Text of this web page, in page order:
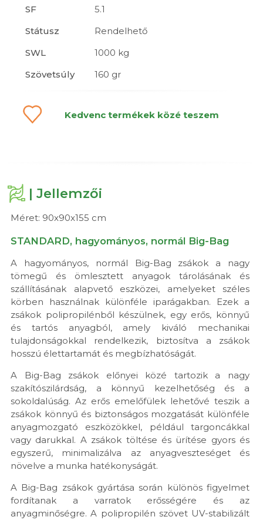
SF
5.1
Státusz
Rendelhető
SWL
1000 kg
Szövetsúly
160 gr
Kedvenc termékek közé teszem
| Jellemzői
Méret: 90x90x155 cm
STANDARD, hagyományos, normál Big-Bag
A hagyományos, normál Big-Bag zsákok a nagy
tömegű és ömlesztett anyagok tárolásának és
szállításának alapvető eszközei, amelyeket széles
körben használnak különféle iparágakban. Ezek a
zsákok polipropilénből készülnek, egy erős, könnyű
és tartós anyagból, amely kiváló mechanikai
tulajdonságokkal rendelkezik, biztosítva a zsákok
hosszú élettartamát és megbízhatóságát.
A Big-Bag zsákok előnyei közé tartozik a nagy
szakítószilárdság, a könnyű kezelhetőség és a
sokoldalúság. Az erős emelőfülek lehetővé teszik a
zsákok könnyű és biztonságos mozgatását különféle
anyagmozgató eszközökkel, például targoncákkal
vagy darukkal. A zsákok töltése és ürítése gyors és
egyszerű, minimalizálva az anyagveszteséget és
növelve a munka hatékonyságát.
A Big-Bag zsákok gyártása során különös figyelmet
fordítanak a varratok erősségére és az
anyagminőségre. A polipropilén szövet UV-stabilizált